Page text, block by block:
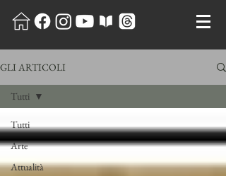
GLI ARTICOLI
Tutti
Arte
Attualità
Tutti